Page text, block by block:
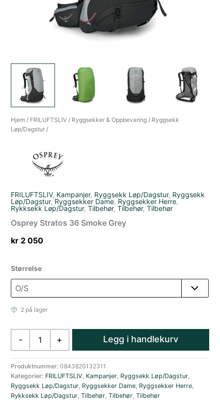
Hjem / FRILUFTSLIV / Ryggsekker & Oppbevaring / Ryggsekk
Løp/Dagstur /
FRILUFTSLIV, Kampanjer, Ryggsekk Løp/Dagstur, Ryggsekk
Løp/Dagstur,Ryggsekker Dame, Ryggsekker Herre,
Rykksekk Løp/Dagstur,Tilbehør,Tilbehør,Tilbehør
Osprey Stratos 36 Smoke Grey
kr 2 050
Størrelse
2 på lager
-
Smoke
Grey
antall
+ Legg i handlekurv
Produktnummer:0843820132311
Kategorier: FRILUFTSLIV, Kampanjer, Ryggsekk Løp/Dagstur,
Ryggsekk Løp/Dagstur, Ryggsekker Dame, Ryggsekker Herre,
Rykksekk Løp/Dagstur,Tilbehør,Tilbehør,Tilbehør